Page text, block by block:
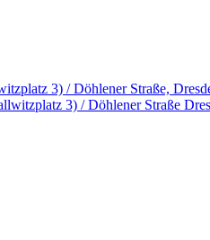
3) / Döhlener Straße,